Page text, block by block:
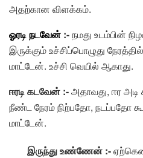
அதற்கான விளக்கம்.
ஓரடி நடவேன் :-நமது உடம்பின்
இருக்கும் உச்சிப்பொழுது
மாட்டேன். உச்சி வெயில் ஆகாது.
ஈரடி கடவேன் :-அதாவது, ஈர
நீண்ட நேரம் நிற்பதோ, நடப்பதோ
மாட்டேன்.
இருந்து உண்ணேன் :-